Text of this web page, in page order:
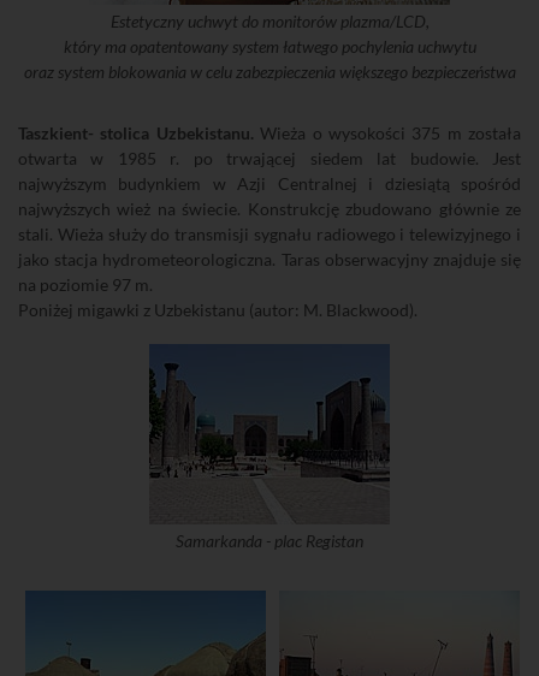
Estetyczny uchwyt do monitorów plazma/LCD,
który ma opatentowany system łatwego pochylenia uchwytu
oraz system blokowania w celu zabezpieczenia większego bezpieczeństwa
Taszkient- stolica Uzbekistanu. Wieża o wysokości 375 m została
otwarta w 1985 r. po trwającej siedem lat budowie. Jest
najwyższym budynkiem w Azji Centralnej i dziesiątą spośród
najwyższych wież na świecie. Konstrukcję zbudowano głównie ze
stali. Wieża służy do transmisji sygnału radiowego i telewizyjnego i
jako stacja hydrometeorologiczna. Taras obserwacyjny znajduje się
na poziomie 97 m.
Poniżej migawki z Uzbekistanu (autor: M. Blackwood).
Samarkanda - plac Registan